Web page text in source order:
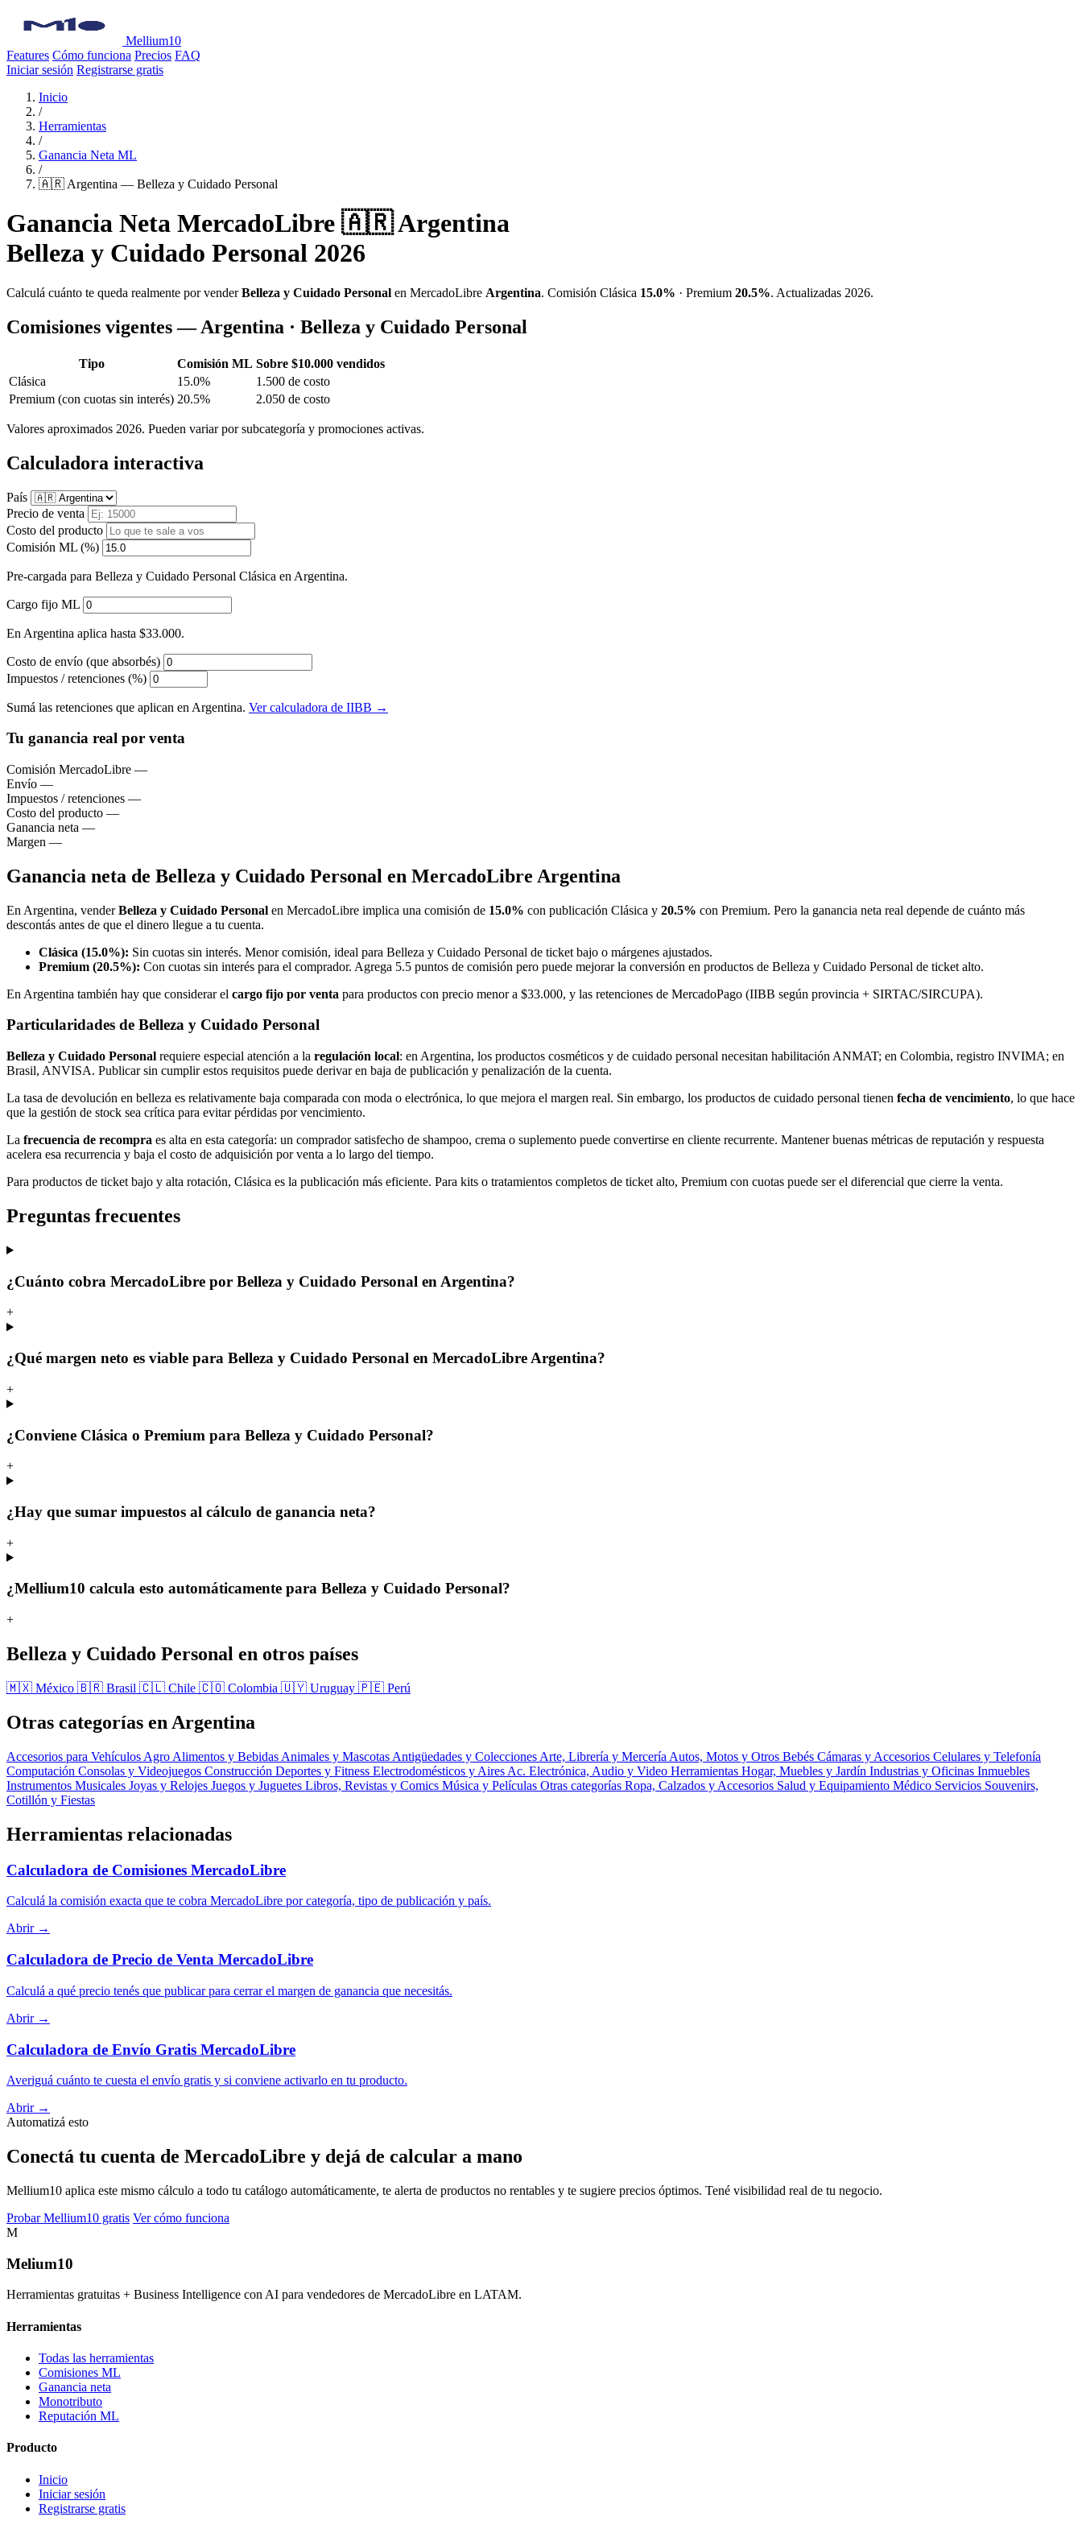
Mellium10
Features Cómo funciona Precios FAQ
Iniciar sesión Registrarse gratis
Inicio
/
Herramientas
/
Ganancia Neta ML
/
🇦🇷 Argentina — Belleza y Cuidado Personal
Ganancia Neta MercadoLibre 🇦🇷 Argentina
Belleza y Cuidado Personal 2026
Calculá cuánto te queda realmente por venderBelleza y Cuidado Personal en MercadoLibre Argentina. Comisión Clásica 15.0% · Premium 20.5%. Actualizadas 2026.
Comisiones vigentes — Argentina · Belleza y Cuidado Personal
Tipo Comisión ML Sobre $10.000 vendidos
Clásica
15.0%
1.500 de costo
Premium (con cuotas sin interés) 20.5% 2.050 de costo
Valores aproximados 2026. Pueden variar por subcategoría y promociones activas.
Calculadora interactiva
País
Precio de venta
Costo del producto
Comisión ML (%)
Pre-cargada para Belleza y Cuidado Personal Clásica en Argentina.
Cargo fijo ML
En Argentina aplica hasta $33.000.
Costo de envío (que absorbés)
Impuestos / retenciones (%)
Sumá las retenciones que aplican en Argentina. Ver calculadora de IIBB →
Tu ganancia real por venta
Comisión MercadoLibre —
Envío —
Impuestos / retenciones —
Costo del producto —
Ganancia neta —
Margen —
Ganancia neta de Belleza y Cuidado Personal en MercadoLibre Argentina
En Argentina, venderBelleza y Cuidado Personal en MercadoLibre implica una comisión de 15.0% con publicación Clásica y 20.5% con Premium. Pero la ganancia neta real depende de cuánto más
descontás antes de que el dinero llegue a tu cuenta.
Clásica (15.0%): Sin cuotas sin interés. Menor comisión, ideal para Belleza y Cuidado Personal de ticket bajo o márgenes ajustados.
Premium (20.5%): Con cuotas sin interés para el comprador. Agrega 5.5 puntos de comisión pero puede mejorar la conversión en productos de Belleza y Cuidado Personal de ticket alto.
En Argentina también hay que considerar el cargo fijo por venta para productos con precio menor a $33.000, y las retenciones de MercadoPago (IIBB según provincia + SIRTAC/SIRCUPA).
Particularidades de Belleza y Cuidado Personal
Belleza y Cuidado Personal requiere especial atención a la regulación local: en Argentina, los productos cosméticos y de cuidado personal necesitan habilitación ANMAT; en Colombia, registro INVIMA; en
Brasil, ANVISA. Publicar sin cumplir estos requisitos puede derivar en baja de publicación y penalización de la cuenta.
La tasa de devolución en belleza es relativamente baja comparada con moda o electrónica, lo que mejora el margen real. Sin embargo, los productos de cuidado personal tienen fecha de vencimiento, lo que hace
que la gestión de stock sea crítica para evitar pérdidas por vencimiento.
La frecuencia de recompra es alta en esta categoría: un comprador satisfecho de shampoo, crema o suplemento puede convertirse en cliente recurrente. Mantener buenas métricas de reputación y respuesta
acelera esa recurrencia y baja el costo de adquisición por venta a lo largo del tiempo.
Para productos de ticket bajo y alta rotación, Clásica es la publicación más eficiente. Para kits o tratamientos completos de ticket alto, Premium con cuotas puede ser el diferencial que cierre la venta.
Preguntas frecuentes
¿Cuánto cobra MercadoLibre por Belleza y Cuidado Personal en Argentina?
+
¿Qué margen neto es viable para Belleza y Cuidado Personal en MercadoLibre Argentina?
+
¿Conviene Clásica o Premium para Belleza y Cuidado Personal?
+
¿Hay que sumar impuestos al cálculo de ganancia neta?
+
¿Mellium10 calcula esto automáticamente para Belleza y Cuidado Personal?
+
Belleza y Cuidado Personal en otros países
🇲🇽 México 🇧🇷 Brasil 🇨🇱 Chile 🇨🇴 Colombia 🇺🇾 Uruguay 🇵🇪 Perú
Otras categorías en Argentina
Accesorios para Vehículos Agro Alimentos y Bebidas Animales y Mascotas Antigüedades y Colecciones Arte, Librería y Mercería Autos, Motos y Otros Bebés Cámaras y Accesorios Celulares y Telefonía
Computación Consolas y Videojuegos Construcción Deportes y Fitness Electrodomésticos y Aires Ac. Electrónica, Audio y Video Herramientas Hogar, Muebles y Jardín Industrias y Oficinas Inmuebles
Instrumentos Musicales Joyas y Relojes Juegos y Juguetes Libros, Revistas y Comics Música y Películas Otras categorías Ropa, Calzados y Accesorios Salud y Equipamiento Médico Servicios Souvenirs,
Cotillón y Fiestas
Herramientas relacionadas
Calculadora de Comisiones MercadoLibre
Calculá la comisión exacta que te cobra MercadoLibre por categoría, tipo de publicación y país.
Abrir →
Calculadora de Precio de Venta MercadoLibre
Calculá a qué precio tenés que publicar para cerrar el margen de ganancia que necesitás.
Abrir →
Calculadora de Envío Gratis MercadoLibre
Averiguá cuánto te cuesta el envío gratis y si conviene activarlo en tu producto.
Abrir →
Automatizá esto
Conectá tu cuenta de MercadoLibre y dejá de calcular a mano
Mellium10 aplica este mismo cálculo a todo tu catálogo automáticamente, te alerta de productos no rentables y te sugiere precios óptimos. Tené visibilidad real de tu negocio.
Probar Mellium10 gratis Ver cómo funciona
M
Melium10
Herramientas gratuitas + Business Intelligence con AI para vendedores de MercadoLibre en LATAM.
Herramientas
Todas las herramientas
Comisiones ML
Ganancia neta
Monotributo
Reputación ML
Producto
Inicio
Iniciar sesión
Registrarse gratis